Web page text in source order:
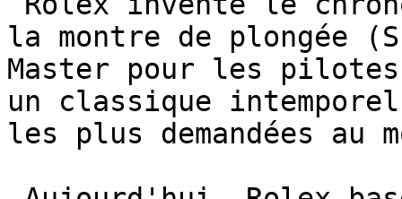
la montre de plongée
Master pour les
un classique
les plus demandées au